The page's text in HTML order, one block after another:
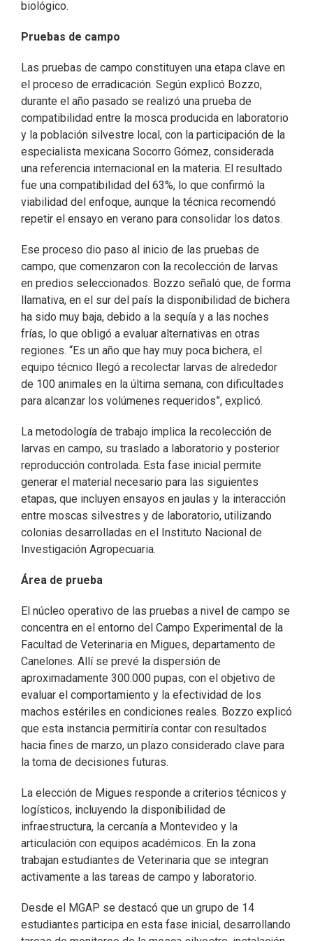
biológico.
Pruebas de campo
Las pruebas de campo constituyen una etapa clave en
el proceso de erradicación. Según explicó Bozzo,
durante el año pasado se realizó una prueba de
compatibilidad entre la mosca producida en laboratorio
y la población silvestre local, con la participación de la
especialista mexicana Socorro Gómez, considerada
una referencia internacional en la materia. El resultado
fue una compatibilidad del 63%, lo que confirmó la
viabilidad del enfoque, aunque la técnica recomendó
repetir el ensayo en verano para consolidar los datos.
Ese proceso dio paso al inicio de las pruebas de
campo, que comenzaron con la recolección de larvas
en predios seleccionados. Bozzo señaló que, de forma
llamativa, en el sur del país la disponibilidad de bichera
ha sido muy baja, debido a la sequía y a las noches
frías, lo que obligó a evaluar alternativas en otras
regiones. “Es un año que hay muy poca bichera, el
equipo técnico llegó a recolectar larvas de alrededor
de 100 animales en la última semana, con dificultades
para alcanzar los volúmenes requeridos”, explicó.
La metodología de trabajo implica la recolección de
larvas en campo, su traslado a laboratorio y posterior
reproducción controlada. Esta fase inicial permite
generar el material necesario para las siguientes
etapas, que incluyen ensayos en jaulas y la interacción
entre moscas silvestres y de laboratorio, utilizando
colonias desarrolladas en el Instituto Nacional de
Investigación Agropecuaria.
Área de prueba
El núcleo operativo de las pruebas a nivel de campo se
concentra en el entorno del Campo Experimental de la
Facultad de Veterinaria en Migues, departamento de
Canelones. Allí se prevé la dispersión de
aproximadamente 300.000 pupas, con el objetivo de
evaluar el comportamiento y la efectividad de los
machos estériles en condiciones reales. Bozzo explicó
que esta instancia permitiría contar con resultados
hacia fines de marzo, un plazo considerado clave para
la toma de decisiones futuras.
La elección de Migues responde a criterios técnicos y
logísticos, incluyendo la disponibilidad de
infraestructura, la cercanía a Montevideo y la
articulación con equipos académicos. En la zona
trabajan estudiantes de Veterinaria que se integran
activamente a las tareas de campo y laboratorio.
Desde el MGAP se destacó que un grupo de 14
estudiantes participa en esta fase inicial, desarrollando